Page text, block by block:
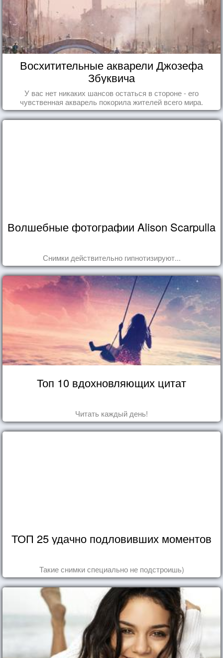
Восхитительные акварели Джозефа
Збуквича
У вас нет никаких шансов остаться в стороне - его
чувственная акварель покорила жителей всего мира.
Волшебные фотографии Alison Scarpulla
Снимки действительно гипнотизируют...
Топ 10 вдохновляющих цитат
Читать каждый день!
ТОП 25 удачно подловивших моментов
Такие снимки специально не подстроишь)